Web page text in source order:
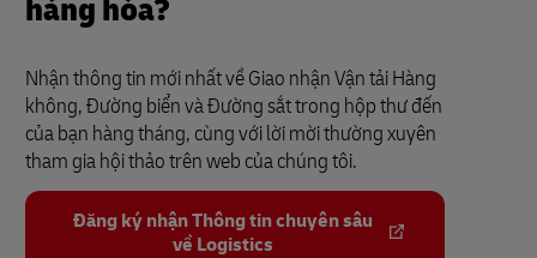
Nhận thông tin mới nhất về Giao nhận Vận tải Hàng
không, Đường biển và Đường sắt trong hộp thư đến
của bạn hàng tháng, cùng với lời mời thường xuyên
tham gia hội thảo trên web của chúng tôi.
Đăng ký nhận Thông tin chuyên sâu
về Logistics